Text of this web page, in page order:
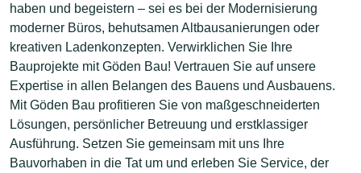
haben und begeistern – sei es bei der Modernisierung
moderner Büros, behutsamen Altbausanierungen oder
kreativen Ladenkonzepten. Verwirklichen Sie Ihre
Bauprojekte mit Göden Bau! Vertrauen Sie auf unsere
Expertise in allen Belangen des Bauens und Ausbauens.
Mit Göden Bau profitieren Sie von maßgeschneiderten
Lösungen, persönlicher Betreuung und erstklassiger
Ausführung. Setzen Sie gemeinsam mit uns Ihre
Bauvorhaben in die Tat um und erleben Sie Service, der